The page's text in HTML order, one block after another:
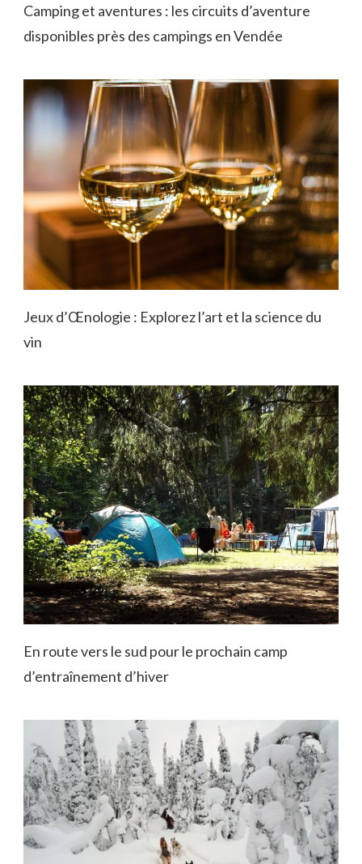
Camping et aventures : les circuits d’aventure
disponibles près des campings en Vendée
Jeux d’Œnologie : Explorez l’art et la science du
vin
En route vers le sud pour le prochain camp
d’entraînement d’hiver